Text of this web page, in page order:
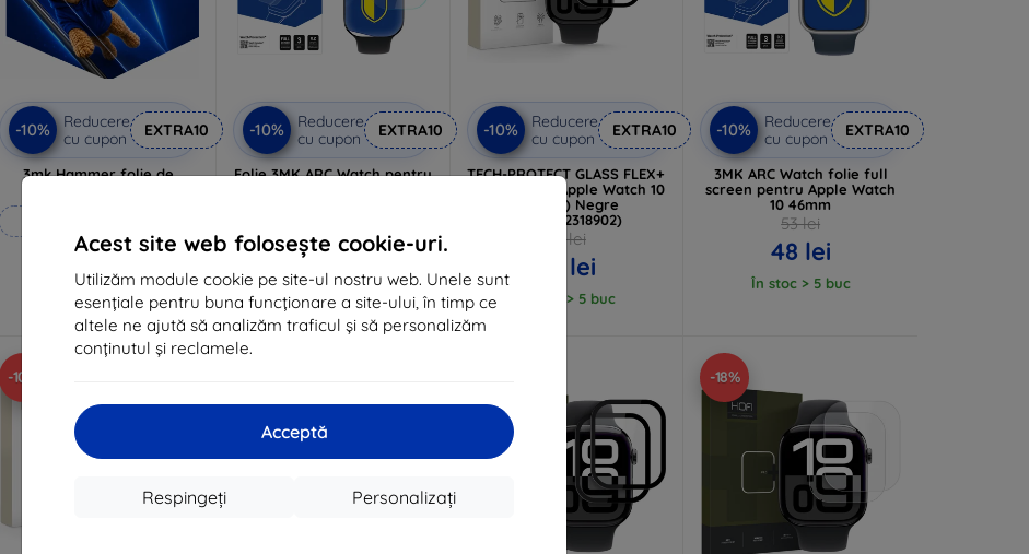
Acest site web folosește cookie-uri.
Utilizăm module cookie pe site-ul nostru web. Unele sunt
esențiale pentru buna funcționare a site-ului, în timp ce
altele ne ajută să analizăm traficul și să personalizăm
conținutul și reclamele.
Acceptă
Personalizați
Respingeți
-10%
Reducere
cu cupon
EXTRA10
3mk Hammer folie de
99 lei
89 lei
În stoc 4 buc
-10%
Reducere
cu cupon
EXTRA10
Folie 3MK ARC Watch pentru
48 lei
-10%
Reducere
cu cupon
EXTRA10
TECH-PROTECT GLASS FLEX+
Set de 2 folii Apple Watch 10
(46 mm) Negre
(5906302318902)
48 lei
43 lei
În stoc > 5 buc
-10%
Reducere
cu cupon
EXTRA10
3MK ARC Watch folie full
screen pentru Apple Watch
10 46mm
53 lei
48 lei
În stoc > 5 buc
-10% -18%